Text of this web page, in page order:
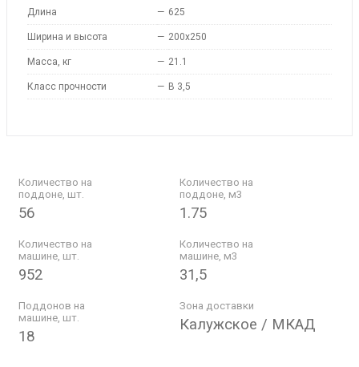
Длина — 625
Ширина и высота — 200x250
Масса, кг — 21.1
Класс прочности — B 3,5
Количество на
поддоне, шт.
56
Количество на
поддоне, м3
1.75
Количество на
машине, шт.
952
Количество на
машине, м3
31,5
Поддонов на
машине, шт.
18
Зона доставки
Калужское / МКАД